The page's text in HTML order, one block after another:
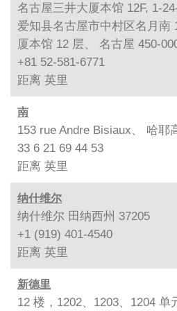
名古屋三井大厦本馆 12F, 1-
爱知县名古屋市中村区名月南
厦本馆 12 层、 名古屋 450-
+81 52-581-6771
距离 英里
南
153 rue Andre Bisiaux、 哈耶
33 6 21 69 44 53
距离 英里
纳什维尔
纳什维尔 田纳西州 37205
+1 (919) 401-4540
距离 英里
新德里
12 楼，1202、1203、1204 单